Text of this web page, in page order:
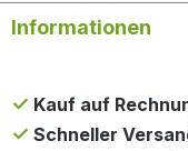
Informationen
Kauf auf
Schneller